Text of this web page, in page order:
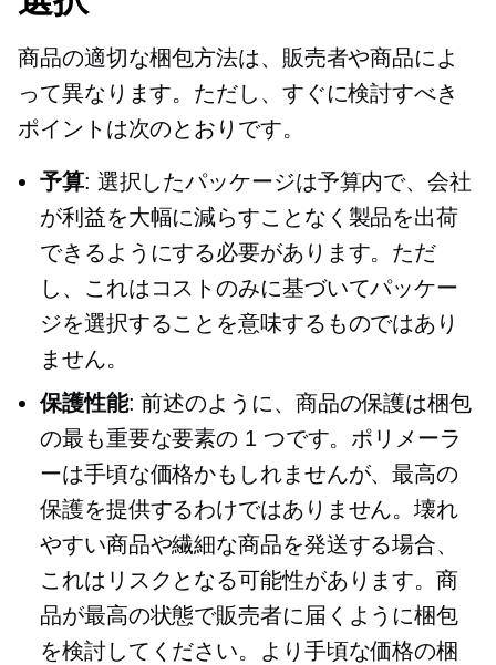
商品の適切な梱包方法は、販売者や商品によ
って異なります。ただし、すぐに検討すべき
ポイントは次のとおりです。
予算: 選択したパッケージは予算内で、会社
が利益を大幅に減らすことなく製品を出荷
できるようにする必要があります。ただ
し、これはコストのみに基づいてパッケー
ジを選択することを意味するものではあり
ません。
保護性能: 前述のように、商品の保護は梱包
の最も重要な要素の 1 つです。ポリメーラ
ーは手頃な価格かもしれませんが、最高の
保護を提供するわけではありません。壊れ
やすい商品や繊細な商品を発送する場合、
これはリスクとなる可能性があります。商
品が最高の状態で販売者に届くように梱包
を検討してください。より手頃な価格の梱